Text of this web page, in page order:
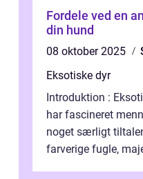
Fordele ved en
din hund
08 oktober 2025
Eksotiske dyr
Introduktion :
har fascineret
noget særligt
farverige fugle,